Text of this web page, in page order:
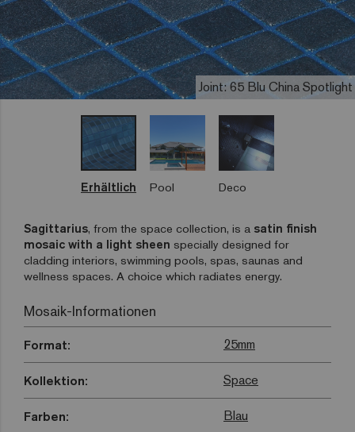
Joint: 65 Blu China Spotlight
Erhältlich Pool Deco
Sagittarius, from the space collection, is a satin finish
mosaic with a light sheen specially designed for
cladding interiors, swimming pools, spas, saunas and
wellness spaces. A choice which radiates energy.
Mosaik-Informationen
Format: 25mm
Kollektion: Space
Farben: Blau